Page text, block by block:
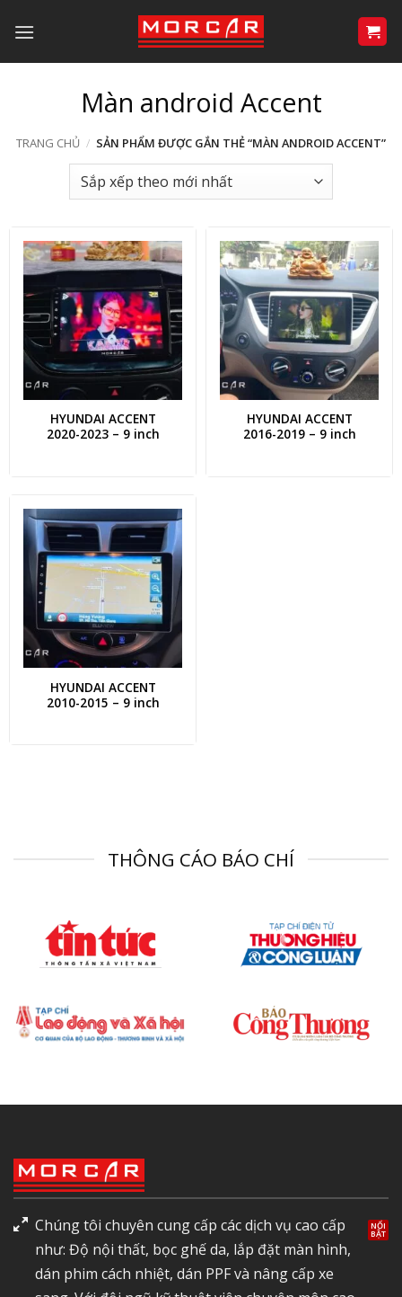
qua
nội
Màn android Accent
TRANG CHỦ / SẢN PHẨM ĐƯỢC GẮN THẺ “MÀN ANDROID ACCENT”
HYUNDAI ACCENT
2020-2023 – 9 inch
HYUNDAI ACCENT
2016-2019 – 9 inch
HYUNDAI ACCENT
2010-2015 – 9 inch
THÔNG CÁO BÁO CHÍ
Chúng tôi chuyên cung cấp các dịch vụ cao cấp
như: Độ nội thất, bọc ghế da, lắp đặt màn hình,
dán phim cách nhiệt, dán PPF và nâng cấp xe